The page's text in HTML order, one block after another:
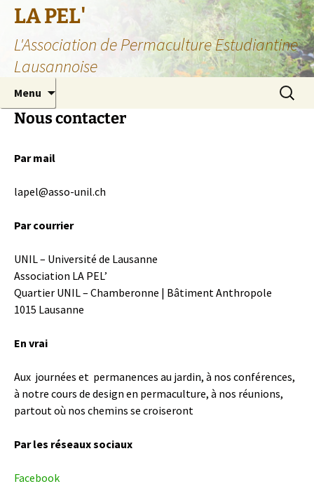
Aller
contenu
LA PEL'
L'Association de Permaculture Estudiantine
Lausannoise
Menu
Nous contacter
Par mail
lapel@asso-unil.ch
Par courrier
UNIL – Université de Lausanne
Association LA PEL’
Quartier UNIL – Chamberonne | Bâtiment Anthropole
1015 Lausanne
En vrai
Aux journées et permanences au jardin, à nos conférences,
à notre cours de design en permaculture, à nos réunions,
partout où nos chemins se croiseront
Par les réseaux sociaux
Facebook